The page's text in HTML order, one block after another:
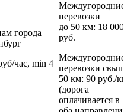
города
час, min 4
Междугородние
перевозки
до 50 км: 18 000
руб.
Междугородние
перевозки свыше
50 км: 90 руб./км
(дорога
оплачивается в